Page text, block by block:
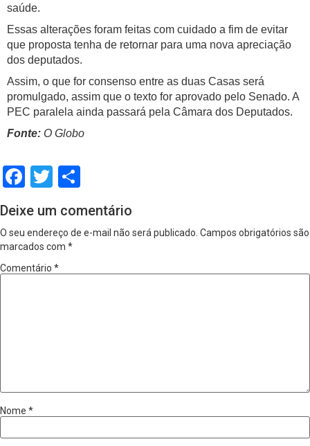
saúde.
Essas alterações foram feitas com cuidado a fim de evitar
que proposta tenha de retornar para uma nova apreciação
dos deputados.
Assim, o que for consenso entre as duas Casas será
promulgado, assim que o texto for aprovado pelo Senado. A
PEC paralela ainda passará pela Câmara dos Deputados.
Fonte: O Globo
Facebook
Twitter
Deixe um comentário
O seu endereço de e-mail não será publicado. Campos obrigatórios são
marcados com *
Comentário *
Nome *